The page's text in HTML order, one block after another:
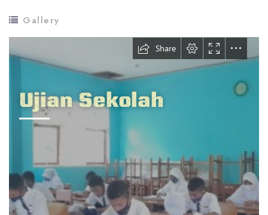
Gallery